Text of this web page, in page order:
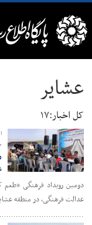
عشایر
کل اخبار:۱۷
دومین رویداد فرهنگی
عدالت فرهنگی، در منطقه